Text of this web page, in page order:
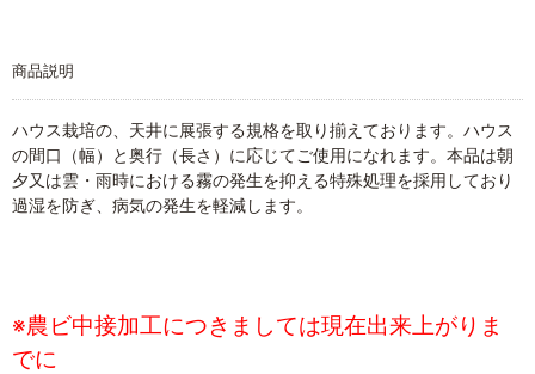
商品説明
ハウス栽培の、天井に展張する規格を取り揃えております。ハウス
の間口（幅）と奥行（長さ）に応じてご使用になれます。本品は朝
夕又は雲・雨時における霧の発生を抑える特殊処理を採用しており
過湿を防ぎ、病気の発生を軽減します。
※農ビ中接加工につきましては現在出来上がりま
でに